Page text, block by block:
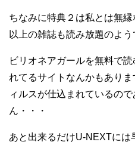
ちなみに特典２は私とは無
以上の雑誌も読み放題のよう
ビリオネアガールを無料で
れてるサイトなんかもあり
ィルスが仕込まれているの
ん・・・
あと出来るだけU-NEXTに